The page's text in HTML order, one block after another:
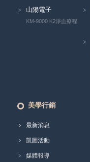
山陽電子
KM-9000 K2淨血療程
美學行銷
最新消息
凱圖活動
媒體報導